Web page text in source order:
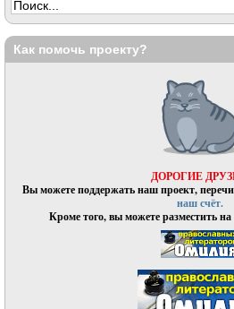
Как помочь проекту?
ДОРОГИЕ
Вы можете поддержать наш проект,
наш счёт.
Кроме того, вы можете разместить на